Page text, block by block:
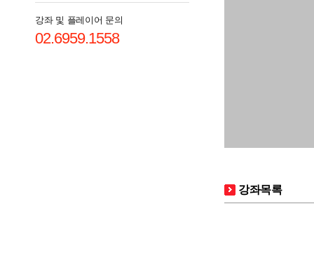
강좌 및 플레이어 문의
02.6959.1558
강좌목록